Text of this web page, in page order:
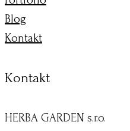
Blog
Kontakt
Kontakt
HERBA GARDEN s.r.o.